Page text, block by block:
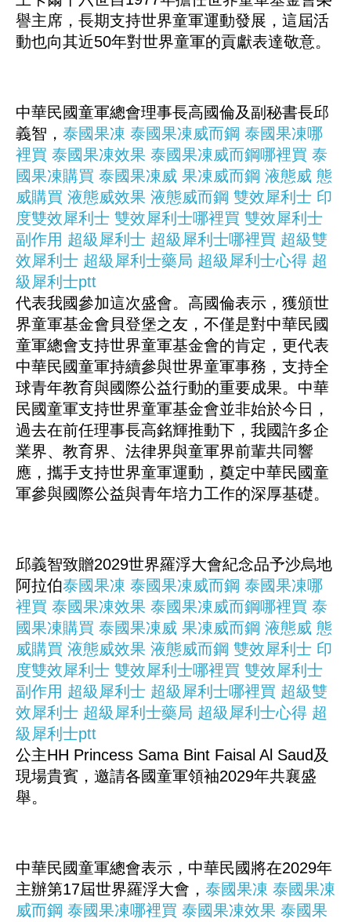
譽主席，長期支持世界童軍運動發展，這屆活
動也向其近50年對世界童軍的貢獻表達敬意。
中華民國童軍總會理事長高國倫及副秘書長邱
義智， 泰國果凍 泰國果凍威而鋼 泰國果凍哪
裡買 泰國果凍效果 泰國果凍威而鋼哪裡買 泰
國果凍購買 泰國果凍威 果凍威而鋼 液態威 態
威購買 液態威效果 液態威而鋼 雙效犀利士 印
度雙效犀利士 雙效犀利士哪裡買 雙效犀利士
副作用 超級犀利士 超級犀利士哪裡買 超級雙
效犀利士 超級犀利士藥局 超級犀利士心得 超
級犀利士ptt
代表我國參加這次盛會。高國倫表示，獲頒世
界童軍基金會貝登堡之友，不僅是對中華民國
童軍總會支持世界童軍基金會的肯定，更代表
中華民國童軍持續參與世界童軍事務，支持全
球青年教育與國際公益行動的重要成果。中華
民國童軍支持世界童軍基金會並非始於今日，
過去在前任理事長高銘輝推動下，我國許多企
業界、教育界、法律界與童軍界前輩共同響
應，攜手支持世界童軍運動，奠定中華民國童
軍參與國際公益與青年培力工作的深厚基礎。
邱義智致贈2029世界羅浮大會紀念品予沙烏地
阿拉伯泰國果凍 泰國果凍威而鋼 泰國果凍哪
裡買 泰國果凍效果 泰國果凍威而鋼哪裡買 泰
國果凍購買 泰國果凍威 果凍威而鋼 液態威 態
威購買 液態威效果 液態威而鋼 雙效犀利士 印
度雙效犀利士 雙效犀利士哪裡買 雙效犀利士
副作用 超級犀利士 超級犀利士哪裡買 超級雙
效犀利士 超級犀利士藥局 超級犀利士心得 超
級犀利士ptt
公主HH Princess Sama Bint Faisal Al Saud及
現場貴賓，邀請各國童軍領袖2029年共襄盛
舉。
中華民國童軍總會表示，中華民國將在2029年
主辦第17屆世界羅浮大會， 泰國果凍 泰國果凍
威而鋼 泰國果凍哪裡買 泰國果凍效果 泰國果